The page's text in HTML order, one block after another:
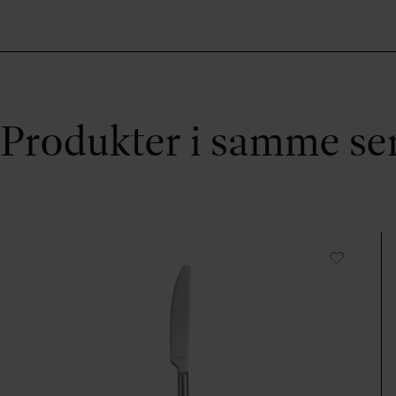
Produkter i samme